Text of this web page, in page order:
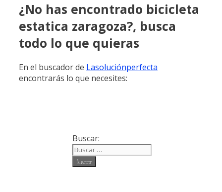
¿No has encontrado bicicleta
estatica zaragoza?, busca
todo lo que quieras
En el buscador de Lasoluciónperfecta
encontrarás lo que necesites:
Buscar: